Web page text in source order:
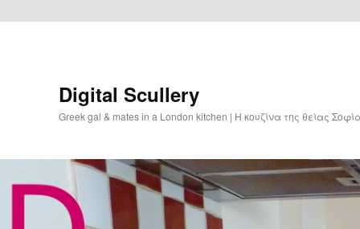
Digital Scullery
Greek gal & mates in a London kitchen | Η κουζίνα της θείας